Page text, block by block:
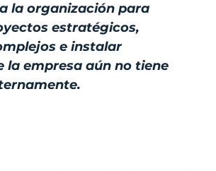
la organización para
estratégicos,
e instalar
la empresa aún no tiene